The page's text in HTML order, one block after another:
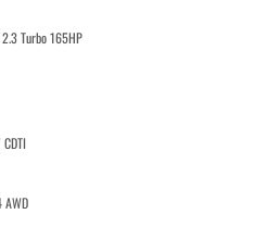
Turbo 165HP
AWD